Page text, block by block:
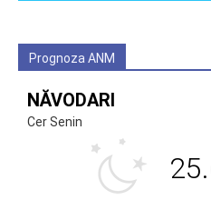
Prognoza ANM
NĂVODARI
Cer Senin